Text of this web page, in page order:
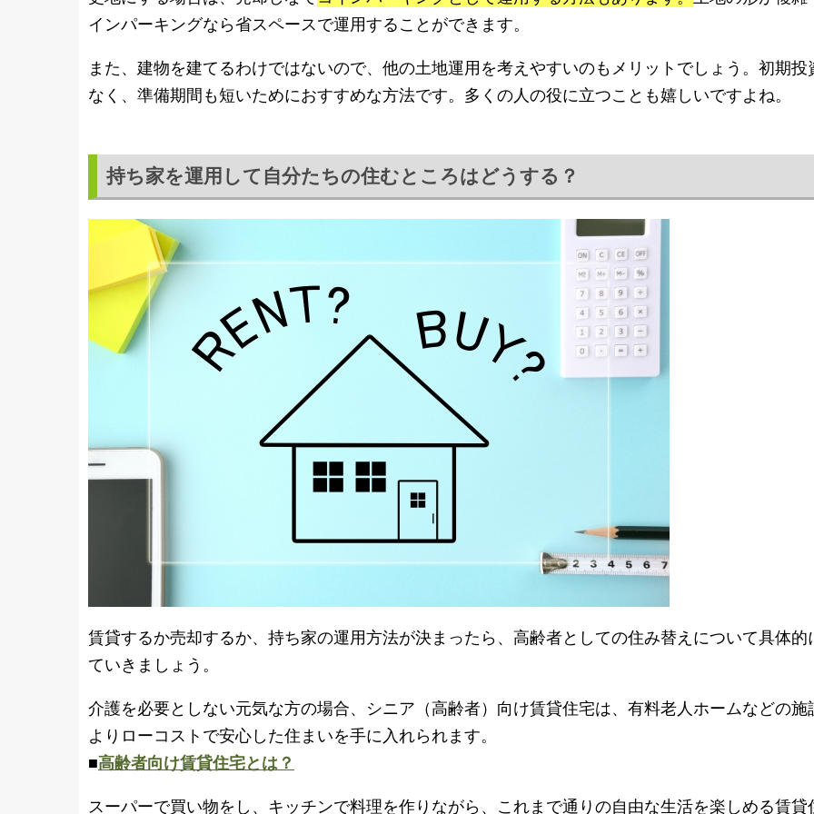
インパーキングなら省スペースで運用することができます。
また、建物を建てるわけではないので、他の土地運用を考えやすいのもメリットでしょう。初期投
なく、準備期間も短いためにおすすめな方法です。多くの人の役に立つことも嬉しいですよね。
持ち家を運用して自分たちの住むところはどうする？
賃貸するか売却するか、持ち家の運用方法が決まったら、高齢者としての住み替えについて具体的
ていきましょう。
介護を必要としない元気な方の場合、シニア（高齢者）向け賃貸住宅は、有料老人ホームなどの施
よりローコストで安心した住まいを手に入れられます。
■高齢者向け賃貸住宅とは？
スーパーで買い物をし、キッチンで料理を作りながら、これまで通りの自由な生活を楽しめる賃貸